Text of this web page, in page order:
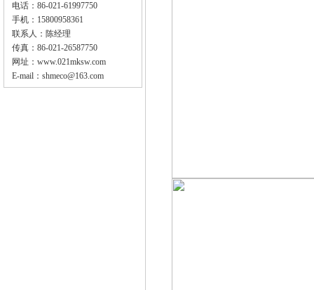
电话：86-021-61997750
手机：15800958361
联系人：陈经理
传真：86-021-26587750
网址： www.021mksw.com
E-mail： shmeco@163.com